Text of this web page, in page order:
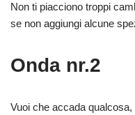
Non ti piacciono troppi
se non aggiungi alcune
Onda nr.2
Vuoi che accada